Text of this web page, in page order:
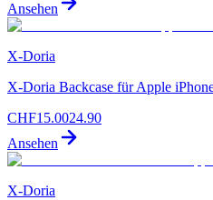
Ansehen
X-Doria
X-Doria Backcase für Apple
CHF15.0024.90
Ansehen
X-Doria